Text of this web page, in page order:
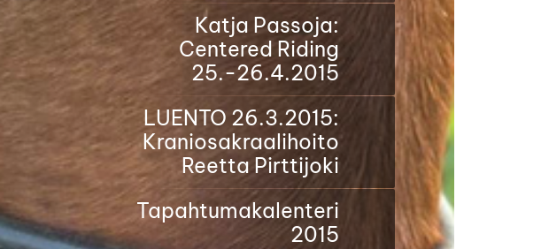
Katja Passoja:
Centered Riding
25.-26.4.2015
LUENTO 26.3.2015:
Kraniosakraalihoito
Reetta Pirttijoki
Tapahtumakalenteri
2015